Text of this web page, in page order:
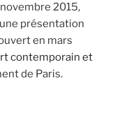
2015,
présentation
en mars
contemporain et
de Paris.